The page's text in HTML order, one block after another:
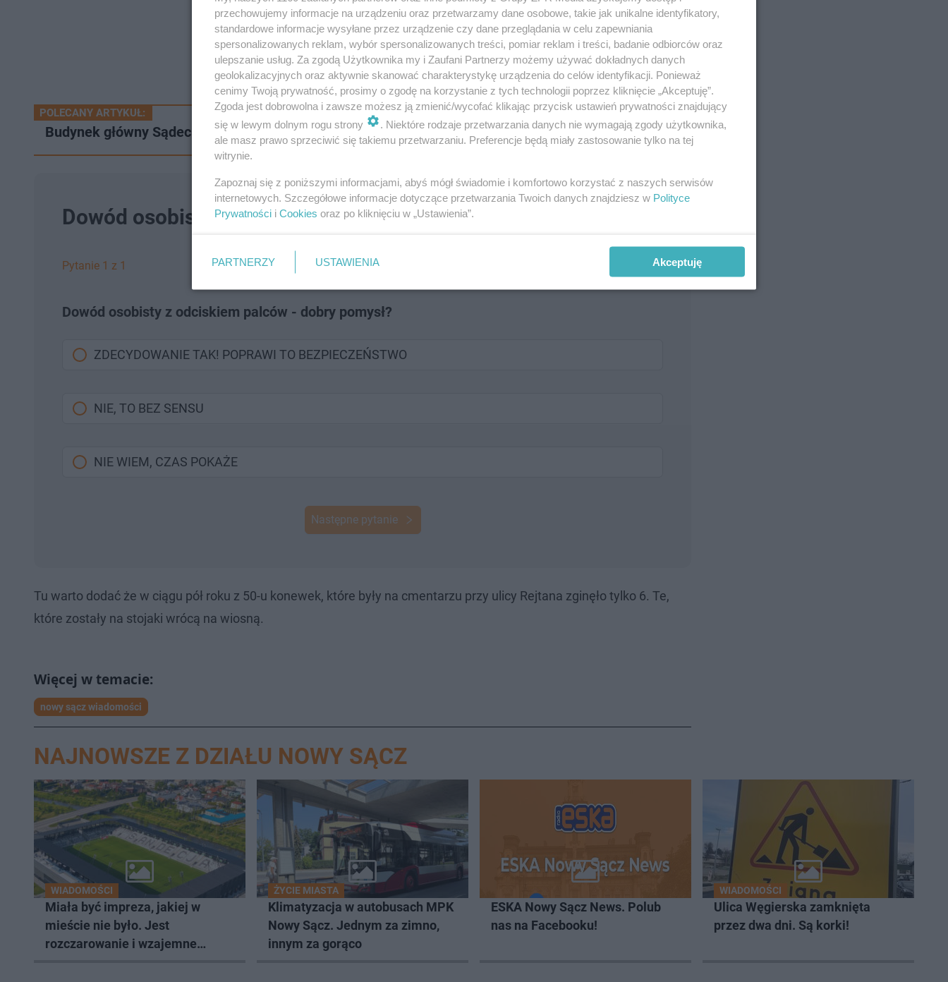
POLECANY ARTYKUŁ:
Budynek główny Sądeckiej Biblioteki już po remoncie. Zobacz jak wygląda [ZDJĘCI…
Dowód osobisty z odciskiem palców - dobry pomysł?
Pytanie 1 z 1
Dowód osobisty z odciskiem palców - dobry pomysł?
ZDECYDOWANIE TAK! POPRAWI TO BEZPIECZEŃSTWO
NIE, TO BEZ SENSU
NIE WIEM, CZAS POKAŻE
Następne pytanie
Tu warto dodać że w ciągu pół roku z 50-u konewek, które były na cmentarzu przy ulicy Rejtana zginęło tylko 6. Te,
które zostały na stojaki wrócą na wiosną.
nowy sącz wiadomości
NAJNOWSZE Z DZIAŁU NOWY SĄCZ
WIADOMOŚCI
Miała być impreza, jakiej w
mieście nie było. Jest
rozczarowanie i wzajemne
ŻYCIE MIASTA
Klimatyzacja w autobusach MPK
Nowy Sącz. Jednym za zimno,
innym za gorąco
ESKA Nowy Sącz News. Polub
nas na Facebooku!
WIADOMOŚCI
Ulica Węgierska zamknięta
przez dwa dni. Są korki!
przechowujemy informacje na urządzeniu oraz przetwarzamy dane osobowe, takie jak unikalne identyfikatory,
standardowe informacje wysyłane przez urządzenie czy dane przeglądania w celu zapewniania
spersonalizowanych reklam, wybór spersonalizowanych treści, pomiar reklam i treści, badanie odbiorców oraz
ulepszanie usług. Za zgodą Użytkownika my i Zaufani Partnerzy możemy używać dokładnych danych
geolokalizacyjnych oraz aktywnie skanować charakterystykę urządzenia do celów identyfikacji. Ponieważ
cenimy Twoją prywatność, prosimy o zgodę na korzystanie z tych technologii poprzez kliknięcie „Akceptuję”.
Zgoda jest dobrowolna i zawsze możesz ją zmienić/wycofać klikając przycisk ustawień prywatności znajdujący
się w lewym dolnym rogu strony
. Niektóre rodzaje przetwarzania danych nie wymagają zgody użytkownika,
ale masz prawo sprzeciwić się takiemu przetwarzaniu. Preferencje będą miały zastosowanie tylko na tej
witrynie.
Zapoznaj się z poniższymi informacjami, abyś mógł świadomie i komfortowo korzystać z naszych serwisów
internetowych. Szczegółowe informacje dotyczące przetwarzania Twoich danych znajdziesz w Polityce
Prywatności i Cookies oraz po kliknięciu w „Ustawienia”.
PARTNERZY USTAWIENIA Akceptuję